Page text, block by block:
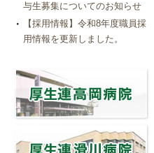
与生募集についてのお知らせ
【採用情報】令和8年度職員採
用情報を更新しました。